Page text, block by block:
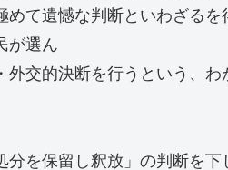
めて遺憾な判断といわざる
が選ん
交的決断を行うという、
を保留し釈放」の判断を